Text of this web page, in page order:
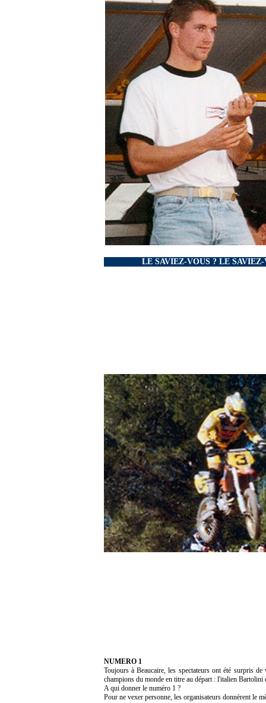
LE SAVIEZ-VOUS ? LE SAVIEZ-
NUMERO 1
Toujours à Beaucaire, les spectateurs ont été surpris
champions du monde en titre au départ : l'italien Bartolini
A qui donner le numéro 1 ?
Pour ne vexer personne, les organisateurs donnèrent le